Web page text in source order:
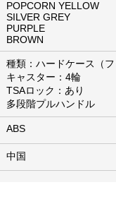
POPCORN YELLOW
SILVER GREY
PURPLE
BROWN
種類：ハードケース（フ
キャスター：4輪
TSAロック：あり
多段階プルハンドル
ABS
中国